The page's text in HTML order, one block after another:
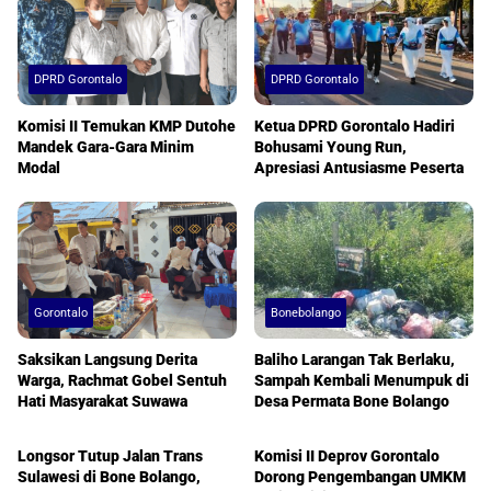
DPRD Gorontalo
Komisi II Temukan KMP Dutohe
Mandek Gara-Gara Minim
Modal
DPRD Gorontalo
Ketua DPRD Gorontalo Hadiri
Bohusami Young Run,
Apresiasi Antusiasme Peserta
Gorontalo
Saksikan Langsung Derita
Warga, Rachmat Gobel Sentuh
Hati Masyarakat Suwawa
Bonebolango
Baliho Larangan Tak Berlaku,
Sampah Kembali Menumpuk di
Desa Permata Bone Bolango
Bonebolango
Longsor Tutup Jalan Trans
Sulawesi di Bone Bolango,
DPRD Gorontalo
Komisi II Deprov Gorontalo
Dorong Pengembangan UMKM